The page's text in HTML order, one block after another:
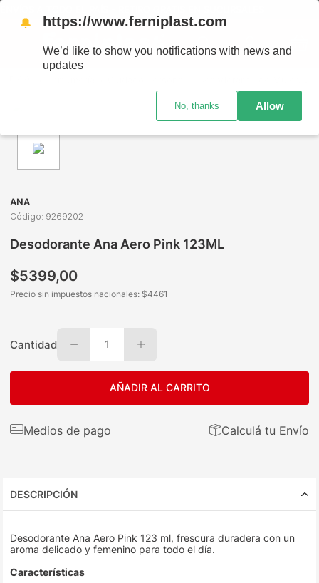
ANA
Código: 9269202
Desodorante Ana Aero Pink 123ML
$5399,00
Precio sin impuestos nacionales: $4461
Cantidad 1
AÑADIR AL CARRITO
Medios de pago Calculá tu Envío
DESCRIPCIÓN
Desodorante Ana Aero Pink 123 ml, frescura duradera con un
aroma delicado y femenino para todo el día.
Características
🔔 https://www.ferniplast.com
We’d like to show you notifications with news and
updates
No, thanks Allow